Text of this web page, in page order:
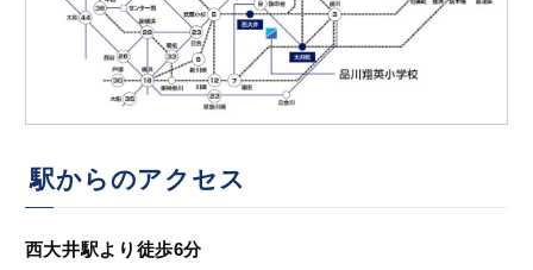
駅からのアクセス
西大井駅より徒歩6分